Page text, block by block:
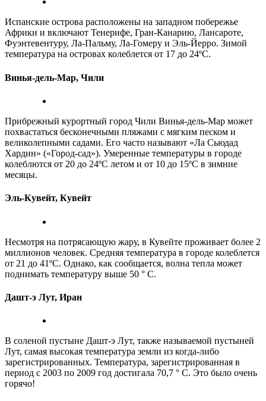
Испанские острова расположены на западном побережье
Африки и включают Тенерифе, Гран-Канарию, Лансароте,
Фуэнтевентуру, Ла-Пальму, Ла-Гомеру и Эль-Йерро. Зимой
температура на островах колеблется от 17 до 24ºC.
Винья-дель-Мар, Чили
Прибрежный курортный город Чили Винья-дель-Мар может
похвастаться бесконечными пляжами с мягким песком и
великолепными садами. Его часто называют «Ла Сьюдад
Хардин» («Город-сад»). Умеренные температуры в городе
колеблются от 20 до 24ºC летом и от 10 до 15ºC в зимние
месяцы.
Эль-Кувейт, Кувейт
Несмотря на потрясающую жару, в Кувейте проживает более 2
миллионов человек. Средняя температура в городе колеблется
от 21 до 41ºC. Однако, как сообщается, волна тепла может
поднимать температуру выше 50 ° C.
Дашт-э Лут, Иран
В соленой пустыне Дашт-э Лут, также называемой пустыней
Лут, самая высокая температура земли из когда-либо
зарегистрированных. Температура, зарегистрированная в
период с 2003 по 2009 год достигала 70,7 ° C. Это было очень
горячо!